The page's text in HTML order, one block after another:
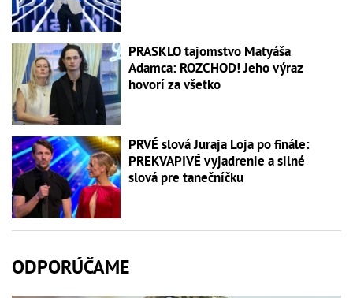
PRASKLO tajomstvo Matyáša
Adamca: ROZCHOD! Jeho výraz
hovorí za všetko
PRVÉ slová Juraja Loja po finále:
PREKVAPIVÉ vyjadrenie a silné
slová pre tanečníčku
ODPORÚČAME